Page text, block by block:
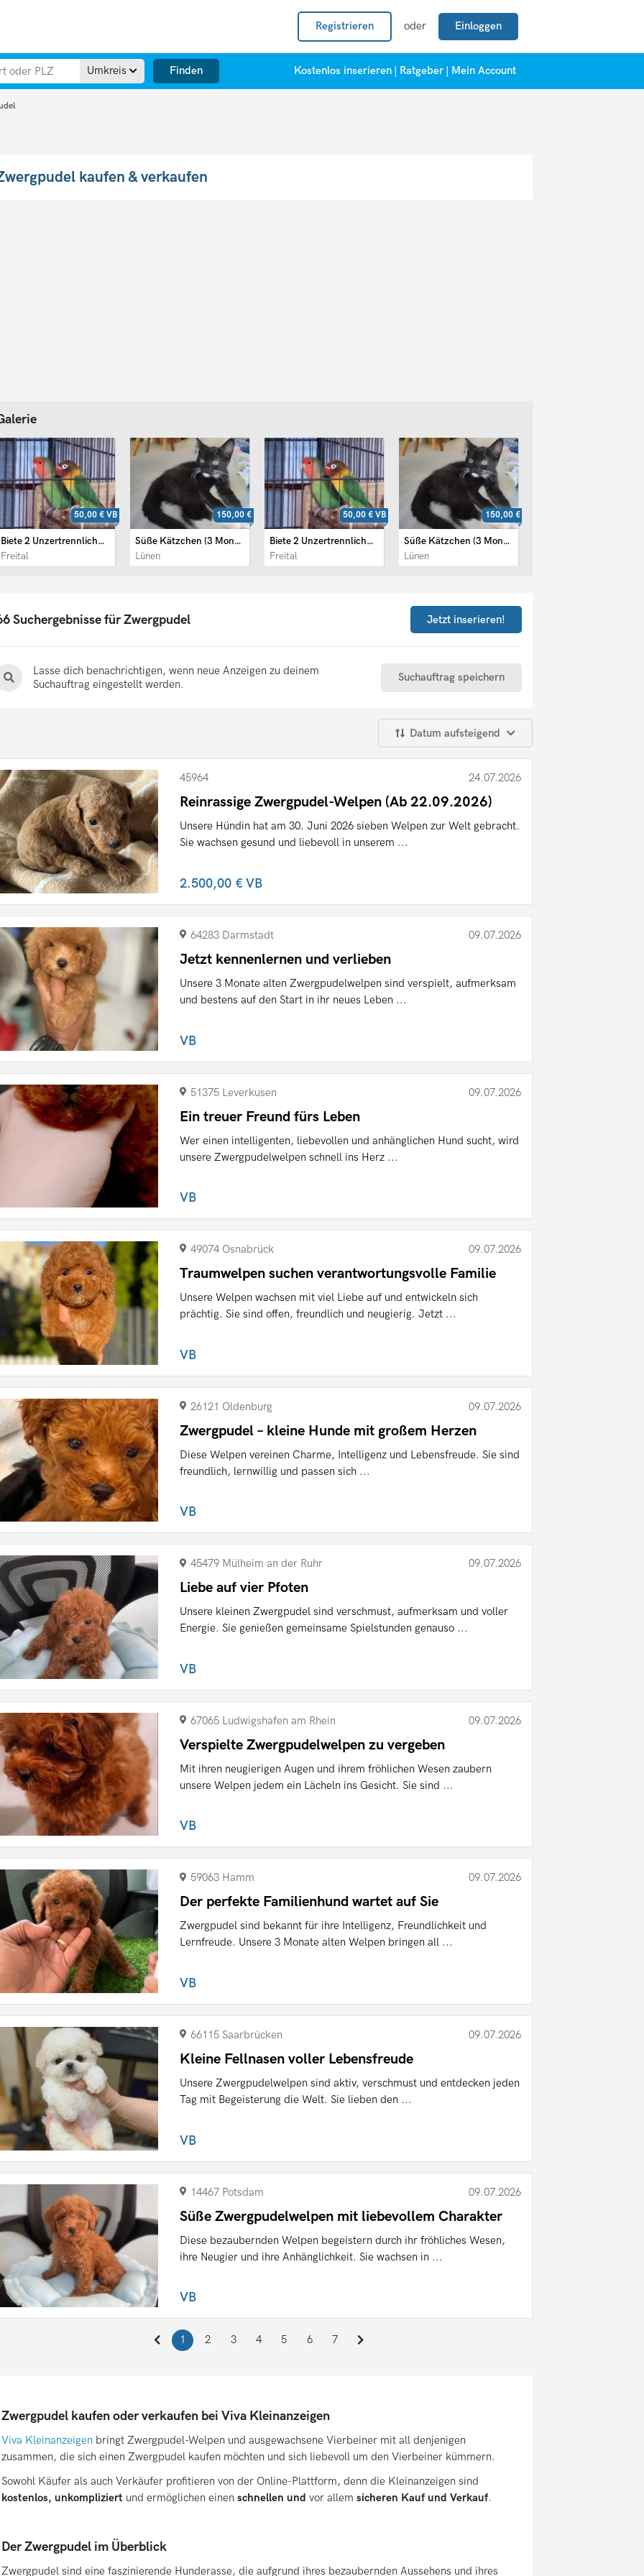
Registrieren oder Einloggen
Umkreis Finden Kostenlos inserieren Ratgeber Mein Account
kaufen & verkaufen
Biete 2 Unzertrennliche an
Freital
50,00 €VB
Süße Kätzchen (3 Monaten)
Lünen
150,00 €
Biete 2 Unzertrennliche an
Freital
50,00 €VB
Süße Kätzchen (3 Monaten)
Lünen
150,00 €
Suchergebnisse für Zwergpudel Jetzt inserieren!
Lasse dich benachrichtigen, wenn neue Anzeigen zu deinem
Suchauftrag eingestellt werden.
Suchauftrag speichern
Datum aufsteigend
45964 24.07.2026
Reinrassige Zwergpudel-Welpen (Ab 22.09.2026)
Unsere Hündin hat am 30. Juni 2026 sieben Welpen zur Welt gebracht.
Sie wachsen gesund und liebevoll in unserem ...
2.500,00 €VB
64283 Darmstadt 09.07.2026
Jetzt kennenlernen und verlieben
Unsere 3 Monate alten Zwergpudelwelpen sind verspielt, aufmerksam
und bestens auf den Start in ihr neues Leben ...
VB
51375 Leverkusen 09.07.2026
Ein treuer Freund fürs Leben
Wer einen intelligenten, liebevollen und anhänglichen Hund sucht, wird
unsere Zwergpudelwelpen schnell ins Herz ...
VB
49074 Osnabrück 09.07.2026
Traumwelpen suchen verantwortungsvolle Familie
Unsere Welpen wachsen mit viel Liebe auf und entwickeln sich
prächtig. Sie sind offen, freundlich und neugierig. Jetzt ...
VB
26121 Oldenburg 09.07.2026
Zwergpudel – kleine Hunde mit großem Herzen
Diese Welpen vereinen Charme, Intelligenz und Lebensfreude. Sie sind
freundlich, lernwillig und passen sich ...
VB
45479 Mülheim an der Ruhr 09.07.2026
Liebe auf vier Pfoten
Unsere kleinen Zwergpudel sind verschmust, aufmerksam und voller
Energie. Sie genießen gemeinsame Spielstunden genauso ...
VB
67065 Ludwigshafen am Rhein 09.07.2026
Verspielte Zwergpudelwelpen zu vergeben
Mit ihren neugierigen Augen und ihrem fröhlichen Wesen zaubern
unsere Welpen jedem ein Lächeln ins Gesicht. Sie sind ...
VB
59063 Hamm 09.07.2026
Der perfekte Familienhund wartet auf Sie
Zwergpudel sind bekannt für ihre Intelligenz, Freundlichkeit und
Lernfreude. Unsere 3 Monate alten Welpen bringen all ...
VB
66115 Saarbrücken 09.07.2026
Kleine Fellnasen voller Lebensfreude
Unsere Zwergpudelwelpen sind aktiv, verschmust und entdecken jeden
Tag mit Begeisterung die Welt. Sie lieben den ...
VB
14467 Potsdam 09.07.2026
Süße Zwergpudelwelpen mit liebevollem Charakter
Diese bezaubernden Welpen begeistern durch ihr fröhliches Wesen,
ihre Neugier und ihre Anhänglichkeit. Sie wachsen in ...
VB
1 2 3 4 5 6 7
Zwergpudel kaufen oder verkaufen bei Viva Kleinanzeigen
Viva Kleinanzeigenbringt Zwergpudel-Welpen und ausgewachsene Vierbeiner mit all denjenigen
zusammen, die sich einen Zwergpudel kaufen möchten und sich liebevoll um den Vierbeiner kümmern.
Sowohl Käufer als auch Verkäufer profitieren von der Online-Plattform, denn die Kleinanzeigen sind
kostenlos, unkompliziert und ermöglichen einen schnellen und vor allem sicheren Kauf und Verkauf.
Der Zwergpudel im Überblick
Zwergpudel sind eine faszinierende Hunderasse, die aufgrund ihres bezaubernden Aussehens und ihres